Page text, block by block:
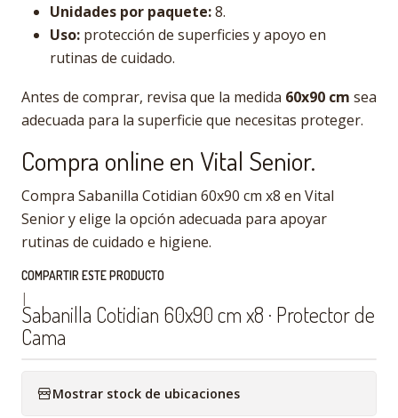
Unidades por paquete:8.
Uso: protección de superficies y apoyo en
rutinas de cuidado.
Antes de comprar, revisa que la medida 60x90 cm sea
adecuada para la superficie que necesitas proteger.
Compra online en Vital Senior.
Compra Sabanilla Cotidian 60x90 cm x8 en Vital
Senior y elige la opción adecuada para apoyar
rutinas de cuidado e higiene.
COMPARTIR ESTE PRODUCTO
|
Sabanilla Cotidian 60x90 cm x8 · Protector de
Cama
Mostrar stock de ubicaciones